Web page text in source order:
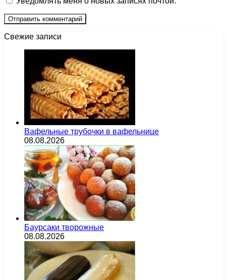
Свежие записи
Вафельные трубочки в вафельнице
08.08.2026
Баурсаки творожные
08.08.2026